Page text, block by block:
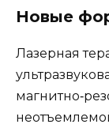
Новые
Лазерная